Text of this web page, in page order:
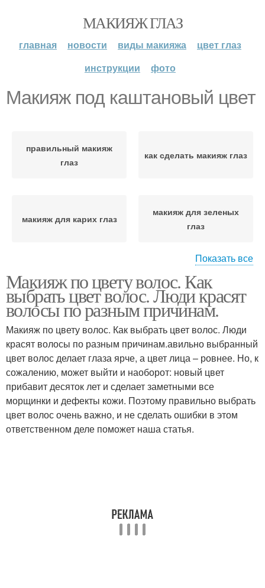
МАКИЯЖ ГЛАЗ
главная новости виды макияжа
цвет глаз
инструкции
фото
Макияж под каштановый цвет
правильный макияж
глаз
как сделать макияж глаз
макияж для карих глаз
макияж для зеленых
глаз
макияж для серых глаз
макияж глаз для
брюнеток
макияж глаз для
блондинок
темный макияж глаз
макияж для голубых
глаз
макияж глаз для русых
Показать все
Макияж по цвету волос. Как
выбрать цвет волос. Люди красят
волосы по разным причинам.
Макияж по цвету волос. Как выбрать цвет волос. Люди
красят волосы по разным причинам.авильно выбранный
цвет волос делает глаза ярче, а цвет лица – ровнее. Но, к
сожалению, может выйти и наоборот: новый цвет
прибавит десяток лет и сделает заметными все
морщинки и дефекты кожи. Поэтому правильно выбрать
цвет волос очень важно, и не сделать ошибки в этом
ответственном деле поможет наша статья.